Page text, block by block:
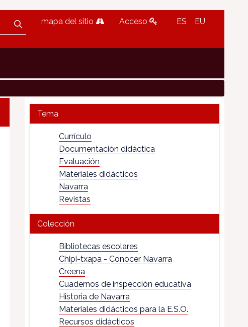
mapa del sitio Acceso ES EU
Tema
Currículo
Documentación didáctica
Evaluación
Materiales didácticos
Navarra
Revistas
Colección
Bibliotecas escolares
Chipi-txapa - Conocer Navarra
Creena
Cuadernos de inspección educativa
Historia de Navarra
Materiales didácticos para la E.S.O.
Recursos didácticos